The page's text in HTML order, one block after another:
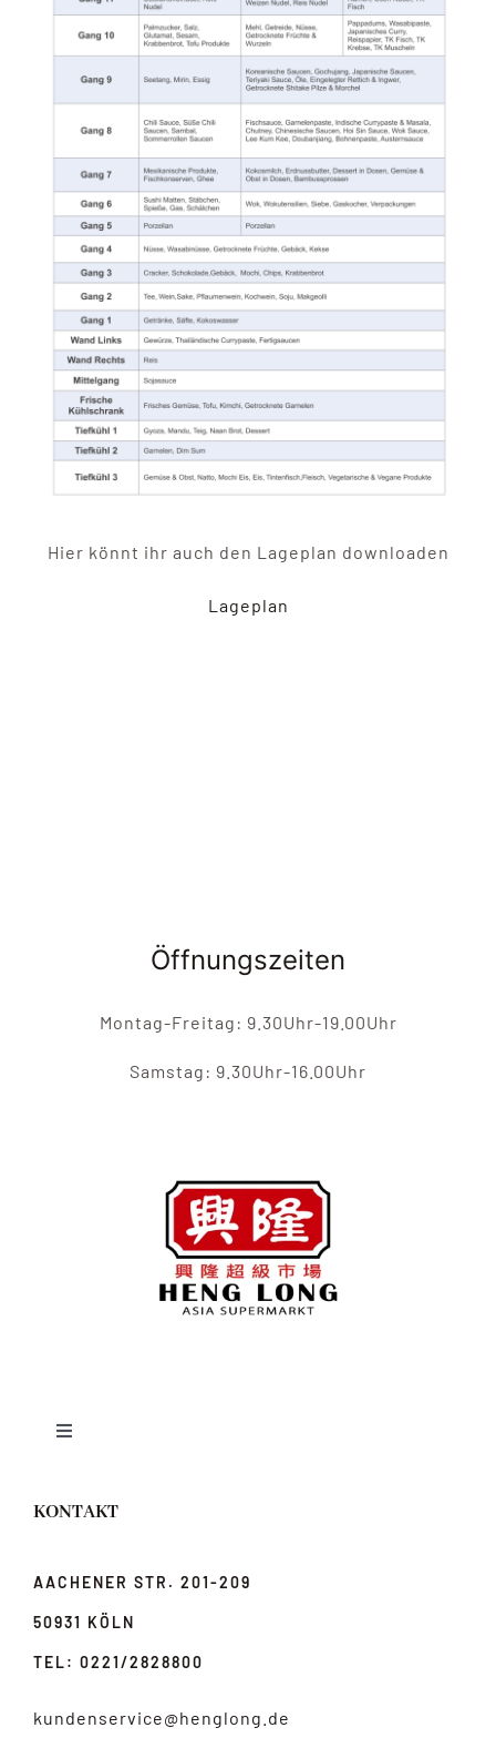
Hier könnt ihr auch den Lageplan downloaden
Lageplan
Öffnungszeiten
Montag-Freitag: 9.30Uhr-19.00Uhr
Samstag: 9.30Uhr-16.00Uhr
KONTAKT
AACHENER STR. 201-209
50931 KÖLN
TEL: 0221/2828800
kundenservice@henglong.de
Toggle
jobs
Anfahrt & Kontakt